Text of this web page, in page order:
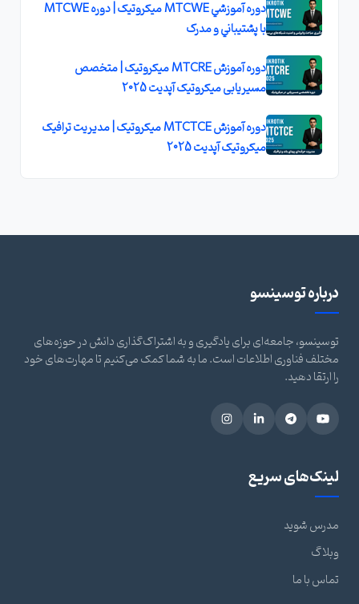
دوره آموزشي MTCWE ميکروتيک | دوره MTCWE
با پشتيباني و مدرک
دوره آموزش MTCRE میکروتیک | متخصص
مسیریابی میکروتیک آپدیت 2025
دوره آموزش MTCTCE میکروتیک | مدیریت ترافیک
میکروتیک آپدیت 2025
درباره توسینسو
توسینسو، جامعه‌ای برای یادگیری و به اشتراک‌گذاری دانش در حوزه‌های
مختلف فناوری اطلاعات است. ما به شما کمک می‌کنیم تا مهارت‌های خود
را ارتقا دهید.
لینک‌های سریع
مدرس شوید
وبلاگ
تماس با ما